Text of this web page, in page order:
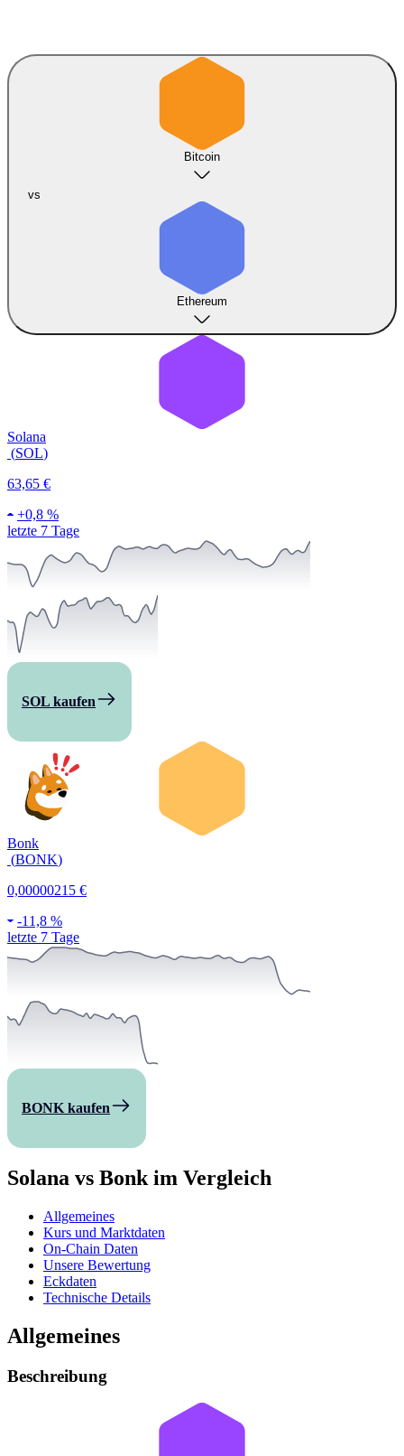
Bitcoin
vs
Ethereum
Solana
(SOL)
63,65 €
+0,8 %
letzte 7 Tage
SOL kaufen
Bonk
(BONK)
0,00000215 €
-11,8 %
letzte 7 Tage
BONK kaufen
Solana vs Bonk im Vergleich
Allgemeines
Kurs und Marktdaten
On-Chain Daten
Unsere Bewertung
Eckdaten
Technische Details
Allgemeines
Beschreibung